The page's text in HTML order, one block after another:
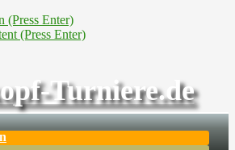
(Press Enter)
(Press Enter)
Turniere.de